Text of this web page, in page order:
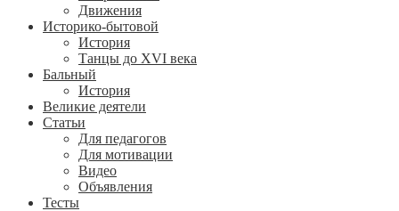
Движения
Историко-бытовой
История
Танцы до XVI века
Бальный
История
Великие деятели
Статьи
Для педагогов
Для мотивации
Видео
Объявления
Тесты